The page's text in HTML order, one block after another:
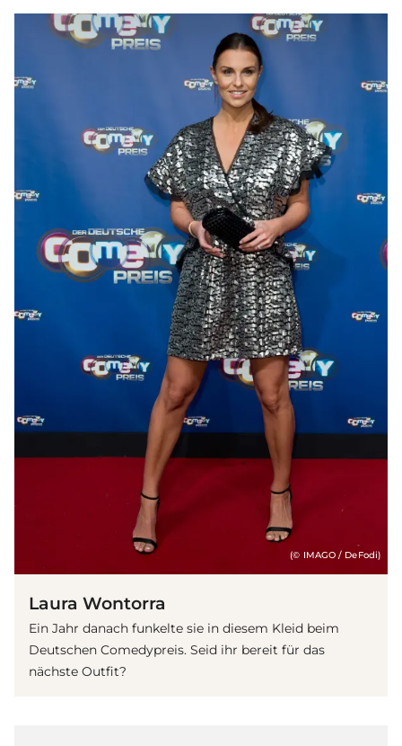
(© IMAGO / DeFodi)
Laura Wontorra
Ein Jahr danach funkelte sie in diesem Kleid beim
Deutschen Comedypreis. Seid ihr bereit für das
nächste Outfit?